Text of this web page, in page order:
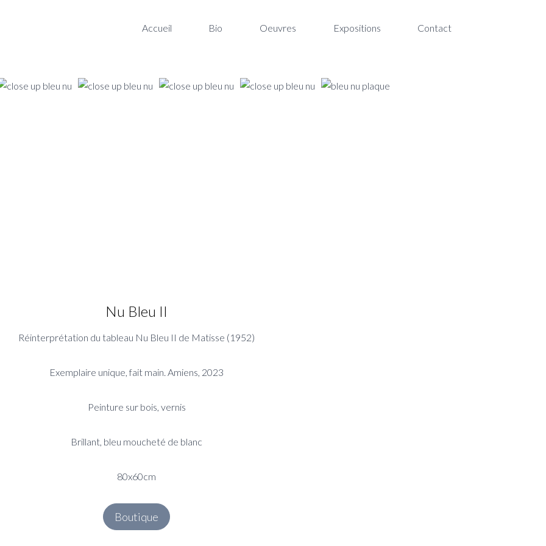
Accueil Bio Oeuvres Expositions Contact
Nu Bleu II
Réinterprétation du tableau Nu Bleu II de Matisse (1952)
Exemplaire unique, fait main. Amiens, 2023
Peinture sur bois, vernis
Brillant, bleu moucheté de blanc
80x60cm
Boutique